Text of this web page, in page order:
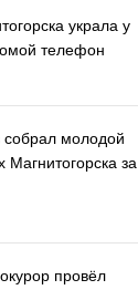
украла у
телефон
молодой
Магнитогорска за
провёл